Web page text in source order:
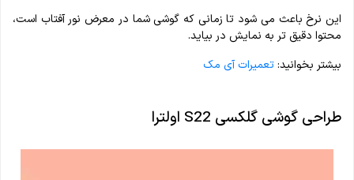
این نرخ باعث می شود تا زمانی که گوشی شما در معرض نور آفتاب است،
محتوا دقیق تر به نمایش در بیاید.
بیشتر بخوانید:تعمیرات آی مک
طراحی گوشی گلکسی S22 اولترا